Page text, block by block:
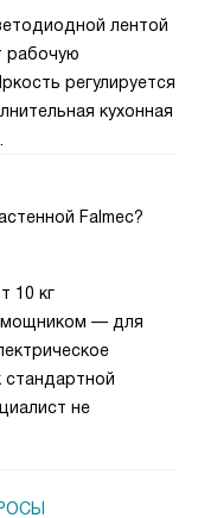
лентой
рабочую
регулируется
кухонная
Falmec?
10 кг
— для
стандартной
не